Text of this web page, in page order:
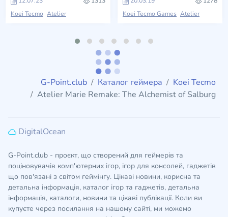
Koei Tecmo Atelier
Koei Tecmo Games Atelier
G-Point.club Каталог геймера
Koei Tecmo
Atelier Marie Remake: The Alchemist of Salburg
DigitalOcean
G-Point.club - проєкт, що створений для геймерів та
поціновувачів комп'ютерних ігор, ігор для консолей, гаджетів
що пов'язані з світом геймінгу. Цікаві новини, корисна та
детальна інформація, каталог ігор та гаджетів, детальна
інформація, каталоги, новини та цікаві публікації. Коли ви
купуєте через посилання на нашому сайті, ми можемо